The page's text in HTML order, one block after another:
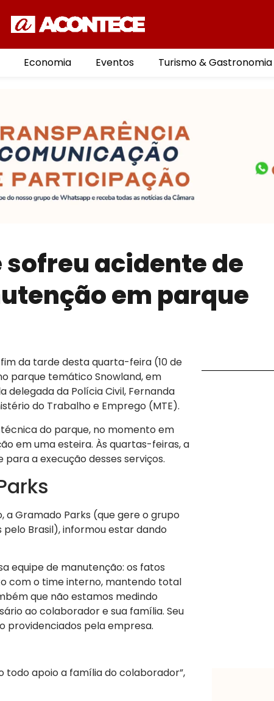
Economia Eventos Turismo & Gastronomia
acidente de
em parque
da tarde desta quarta-feira (10 de
parque temático Snowland, em
da Polícia Civil, Fernanda
do Trabalho e Emprego (MTE).
do parque, no momento em
em uma esteira. Às quartas-feiras, a
a execução desses serviços.
Gramado Parks (que gere o grupo
Brasil), informou estar dando
equipe de manutenção: os fatos
com o time interno, mantendo total
que não estamos medindo
ao colaborador e sua família. Seu
providenciados pela empresa.
todo apoio a família do colaborador”,